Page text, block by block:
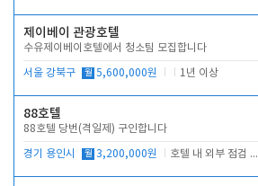
제이베이 관광호텔
수유제이베이호텔에서 청소팀 모집합니다
서울 강북구 월 5,600,000원 1년 이상
88호텔
88호텔 당번(격일제) 구인합니다
경기 용인시 월 3,200,000원 호텔 내 외부 점검 및 프런트 운영